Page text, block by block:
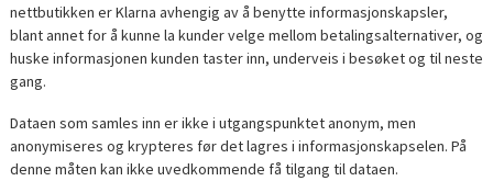
nettbutikken er Klarna avhengig av å benytte informasjonskapsler,
blant annet for å kunne la kunder velge mellom betalingsalternativer, og
huske informasjonen kunden taster inn, underveis i besøket og til neste
gang.
Dataen som samles inn er ikke i utgangspunktet anonym, men
anonymiseres og krypteres før det lagres i informasjonskapselen. På
denne måten kan ikke uvedkommende få tilgang til dataen.